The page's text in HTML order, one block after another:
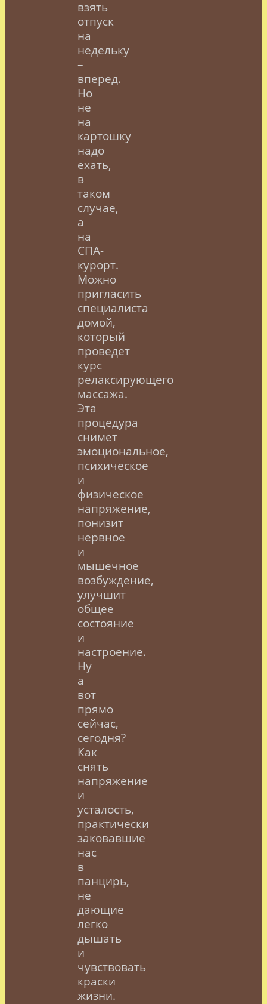
взять
отпуск
на
недельку
–
вперед.
Но
не
на
картошку
надо
ехать,
в
таком
случае,
а
на
СПА-
курорт.
Можно
пригласить
специалиста
домой,
который
проведет
курс
релаксирующего
массажа.
Эта
процедура
снимет
эмоциональное,
психическое
и
физическое
напряжение,
понизит
нервное
и
мышечное
возбуждение,
улучшит
общее
состояние
и
настроение.
Ну
а
вот
прямо
сейчас,
сегодня?
Как
снять
напряжение
и
усталость,
практически
заковавшие
нас
в
панцирь,
не
дающие
легко
дышать
и
чувствовать
краски
жизни.